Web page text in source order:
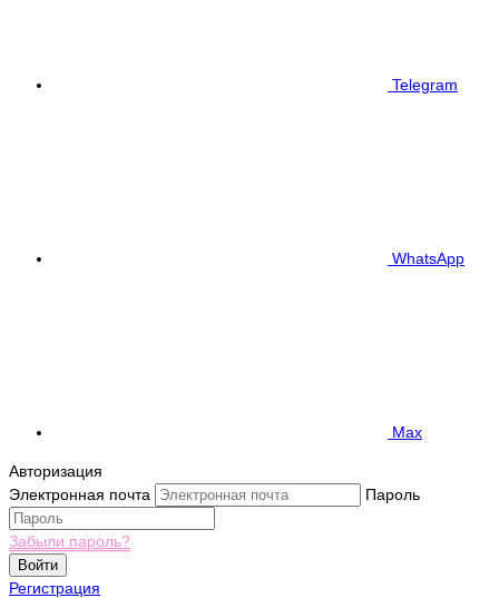
Telegram
WhatsApp
Max
Авторизация
Электронная почта
Пароль
Забыли пароль?
Войти
Регистрация